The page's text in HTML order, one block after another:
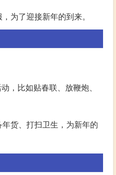
为了迎接新年的到来。
，比如贴春联、放鞭炮、
货、打扫卫生，为新年的